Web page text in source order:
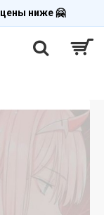
цены ниже 🤗